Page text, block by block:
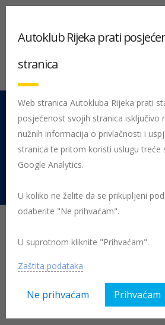
051 212 442 Centrala
Pon - Pet 08:00 - 16:00
Rujevica 9/1, 51000 Rijeka
Odbrojavamo s
Autoklubom
Sudjelujte u nagradnom natječaju
stranici, zabavite se i osvojite
Autoklub Rijeka prati
stranica
Web stranica Autokluba Rijeka prati
posjećenost svojih stranica isključivo
nužnih informacija o privlačnosti i
stranica te pritom koristi uslugu treće
Google Analytics.
U koliko ne želite da se prikupljeni
odaberite "Ne prihvaćam".
U suprotnom kliknite "Prihvaćam".
Zaštita podataka
Ne prihvaćam Prihvaćam